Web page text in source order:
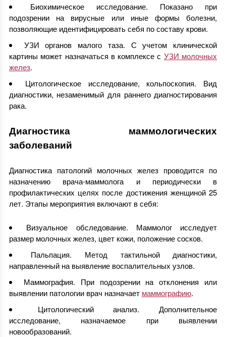
Биохимическое исследование. Показано при
подозрении на вирусные или иные формы болезни,
позволяющие идентифицировать себя по составу крови.
УЗИ органов малого таза. С учетом клинической
картины может назначаться в комплексе с УЗИ молочных
желез.
Цитологическое исследование, кольпоскопия. Вид
диагностики, незаменимый для раннего диагностирования
рака.
Диагностика маммологических
заболеваний
Диагностика патологий молочных желез проводится по
назначению врача-маммолога и периодически в
профилактических целях после достижения женщиной 25
лет. Этапы мероприятия включают в себя:
Визуальное обследование. Маммолог исследует
размер молочных желез, цвет кожи, положение сосков.
Пальпация. Метод тактильной диагностики,
направленный на выявление воспалительных узлов.
Маммография. При подозрении на отклонения или
выявлении патологии врач назначает маммографию.
Цитологический анализ. Дополнительное
исследование, назначаемое при выявлении
новообразований.